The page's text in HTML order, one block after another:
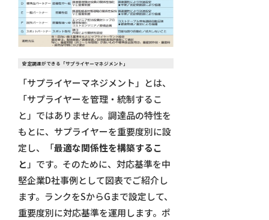
安定調達ができる「サプライヤーマネジメント」
「サプライヤーマネジメント」とは、
「サプライヤーを管理・統制するこ
と」ではありません。調達品の特性を
もとに、サプライヤーを重要度別に設
定し、「最適な関係性を構築するこ
と」です。そのために、対応基準を中
堅企業D社事例として図表でご紹介し
ます。ランクをSからGまで設定して、
重要度別に対応基準を運用します。ポ